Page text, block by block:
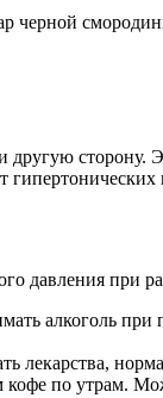
другую
давления при
алкоголь
лекарства,
по утрам.